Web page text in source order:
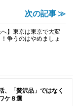
次の記事 ≫
へ】東京は東京で大変
争うのはやめましょ
、「贅沢品」ではなく
ケ８選